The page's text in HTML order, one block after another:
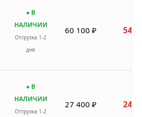
● В
НАЛИЧИИ
Отгрузка 1-2
дня
60 100 ₽ 54
● В
НАЛИЧИИ
Отгрузка 1-2
27 400 ₽ 24